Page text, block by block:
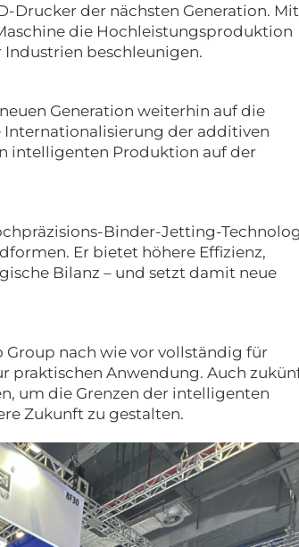
Drucker der nächsten Generation. Mit
die Hochleistungsproduktion
beschleunigen.
Generation weiterhin auf die
der additiven
intelligenten Produktion auf der
Binder-Jetting-
Er bietet höhere Effizienz,
Bilanz – und setzt damit neue
nach wie vor vollständig für
praktischen Anwendung. Auch
um die Grenzen der intelligenten
Zukunft zu gestalten.